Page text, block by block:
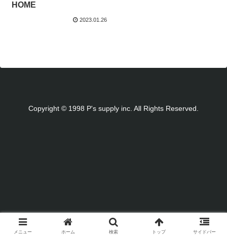
HOME
2023.01.26
Copyright © 1998 P's supply inc. All Rights Reserved.
メニュー ホーム 検索 トップ サイドバー